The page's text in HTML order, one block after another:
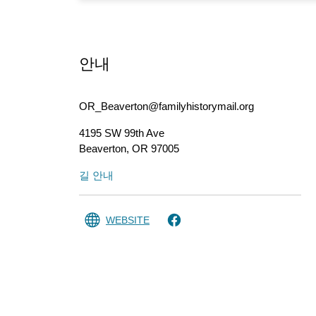
안내
OR_Beaverton@familyhistorymail.org
4195 SW 99th Ave
Beaverton, OR 97005
길 안내
WEBSITE